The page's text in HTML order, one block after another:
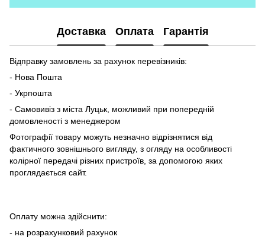
Доставка Оплата Гарантія
Відправку замовлень за рахунок перевізників:
- Нова Пошта
- Укрпошта
- Самовивіз з міста Луцьк, можливий при попередній
домовленості з менеджером
Фотографії товару можуть незначно відрізнятися від
фактичного зовнішнього вигляду, з огляду на особливості
колірної передачі різних пристроїв, за допомогою яких
проглядається сайт.
Оплату можна здійснити:
- на розрахунковий рахунок